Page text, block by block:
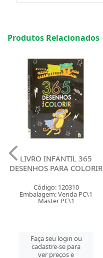
Produtos Relacionados
LIVRO INFANTIL 365
DESENHOS PARA COLORIR
Código: 120310
Embalagem: Venda PC\1
Master PC\1
Faça seu login ou
cadastre-se para
ver preços e